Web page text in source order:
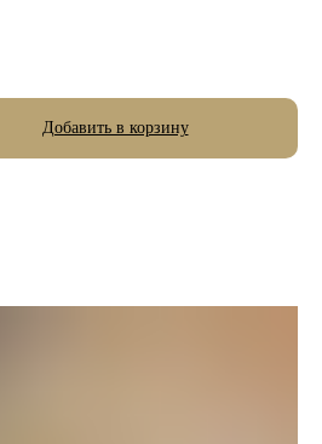
Добавить в корзину